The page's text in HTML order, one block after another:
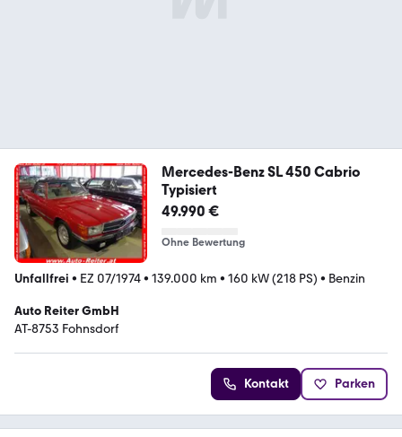
Mercedes-Benz SL 450 Cabrio
Typisiert
49.990 €
Ohne Bewertung
Unfallfrei • EZ 07/1974• 139.000 km • 160 kW (218 PS) • Benzin
Auto Reiter GmbH
AT-8753 Fohnsdorf
Kontakt Parken